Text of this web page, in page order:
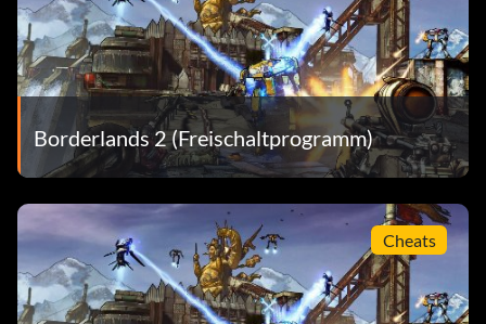
Borderlands 2 (Freischaltprogramm)
Cheats